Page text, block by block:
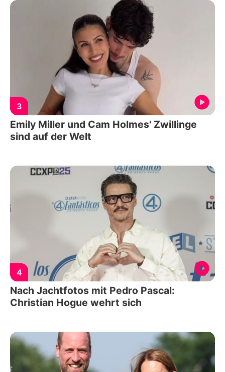
3
Emily Miller und Cam Holmes' Zwillinge
sind auf der Welt
4
Nach Jachtfotos mit Pedro Pascal:
Christian Hogue wehrt sich